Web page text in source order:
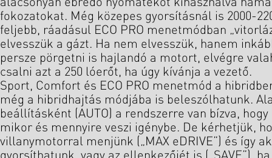
alacsonyan ébredő nyomatékot kihasználva
fokozatokat. Még közepes gyorsításnál is 2000-
feljebb, ráadásul ECO PRO menetmódban
elvesszük a gázt. Ha nem elvesszük, hanem
persze pörgetni is hajlandó a motort, elvégre
csalni azt a 250 lóerőt, ha úgy kívánja a vezető.
Sport, Comfort és ECO PRO menetmód a
még a hibridhajtás módjába is beleszólhatunk.
beállításként (AUTO) a rendszerre van bízva,
mikor és mennyire veszi igénybe. De kérhetjük,
villanymotorral menjünk („MAX eDRIVE”) és így